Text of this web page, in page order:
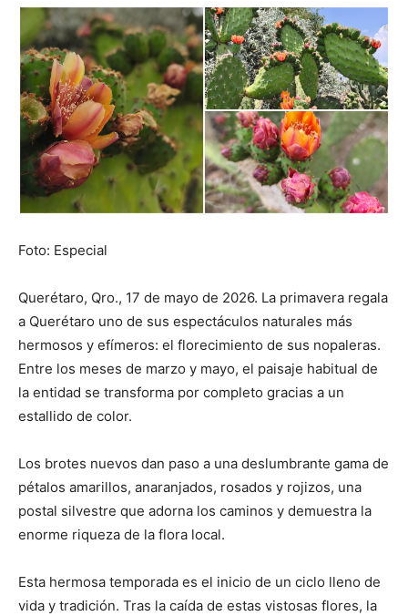
Foto: Especial
Querétaro, Qro., 17 de mayo de 2026. La primavera regala
a Querétaro uno de sus espectáculos naturales más
hermosos y efímeros: el florecimiento de sus nopaleras.
Entre los meses de marzo y mayo, el paisaje habitual de
la entidad se transforma por completo gracias a un
estallido de color.
Los brotes nuevos dan paso a una deslumbrante gama de
pétalos amarillos, anaranjados, rosados y rojizos, una
postal silvestre que adorna los caminos y demuestra la
enorme riqueza de la flora local.
Esta hermosa temporada es el inicio de un ciclo lleno de
vida y tradición. Tras la caída de estas vistosas flores, la